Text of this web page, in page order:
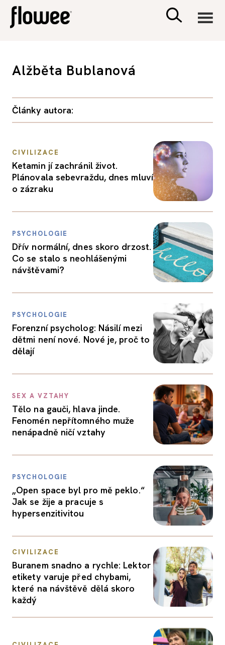
SEX A VZTAHY
Alžběta Bublanová
Články autora:
CIVILIZACE
Ketamin jí zachránil život.
Plánovala sebevraždu, dnes mluví
o zázraku
PSYCHOLOGIE
Dřív normální, dnes skoro drzost.
Co se stalo s neohlášenými
návštěvami?
PSYCHOLOGIE
Forenzní psycholog: Násilí mezi
dětmi není nové. Nové je, proč to
dělají
SEX A VZTAHY
Tělo na gauči, hlava jinde.
Fenomén nepřítomného muže
nenápadně ničí vztahy
PSYCHOLOGIE
„Open space byl pro mě peklo.“
Jak se žije a pracuje s
hypersenzitivitou
CIVILIZACE
Buranem snadno a rychle: Lektor
etikety varuje před chybami,
které na návštěvě dělá skoro
každý